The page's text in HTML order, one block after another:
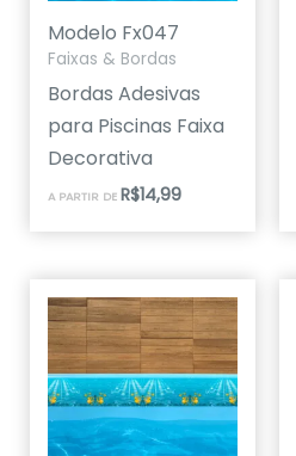
Modelo Fx047
Faixas & Bordas
Bordas Adesivas
para Piscinas Faixa
Decorativa
A PARTIR DE R$14,99